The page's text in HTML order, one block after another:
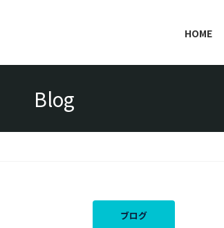
HOME
Blog
ブログ